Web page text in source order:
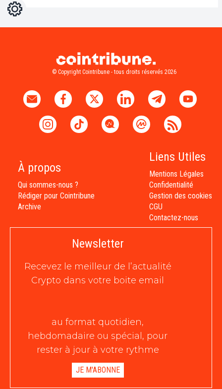
Réglages
© Copyright Cointribune - tous droits réservés 2026
À propos
Qui sommes-nous ?
Rédiger pour Cointribune
Archive
Liens Utiles
Mentions Légales
Confidentialité
Gestion des cookies
CGU
Contactez-nous
Newsletter
Recevez le meilleur de l’actualité
Crypto dans votre boite email
au format quotidien,
hebdomadaire ou spécial, pour
rester à jour à votre rythme
JE M'ABONNE